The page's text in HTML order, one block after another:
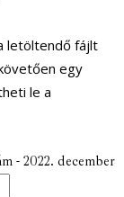
letöltendő fájlt
egy
le a
- 2022. december